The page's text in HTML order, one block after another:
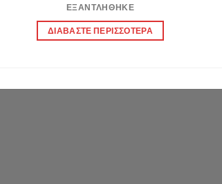
ΕΞΑΝΤΛΉΘΗΚΕ
ΔΙΑΒΆΣΤΕ ΠΕΡΙΣΣΌΤΕΡΑ